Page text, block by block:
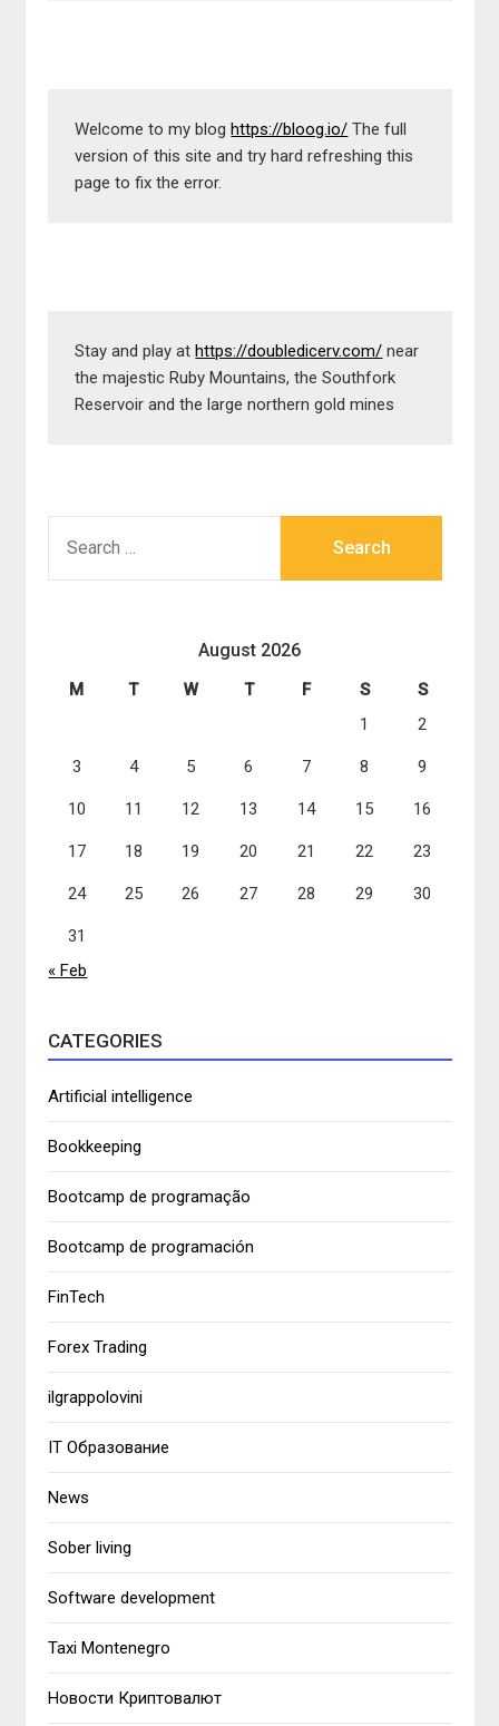
Welcome to my blog https://bloog.io/ The full
version of this site and try hard refreshing this
page to fix the error.
Stay and play at https://doubledicerv.com/ near
the majestic Ruby Mountains, the Southfork
Reservoir and the large northern gold mines
FOR:
August 2026
M T W T F S
S
1
2
3 4 5 6 7 8 9
10 11 12 13 14 15 16
17 18 19 20 21 22 23
24 25 26 27 28 29 30
31
« Feb
CATEGORIES
Artificial intelligence
Bookkeeping
Bootcamp de programação
Bootcamp de programación
FinTech
Forex Trading
ilgrappolovini
IT Образование
News
Sober living
Software development
Taxi Montenegro
Новости Криптовалют